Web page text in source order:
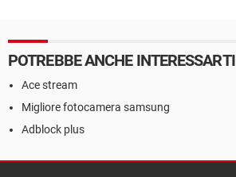
POTREBBE ANCHE INTERESSARTI
Ace stream
Migliore fotocamera samsung
Adblock plus